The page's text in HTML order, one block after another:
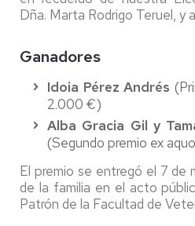
Dña. Marta Rodrigo Teruel, y
Ganadores
Idoia Pérez Andrés
2.000 €)
Alba Gracia Gil y
(Segundo premio ex
El premio se entregó el 7 de
de la familia en el acto
Patrón de la Facultad de